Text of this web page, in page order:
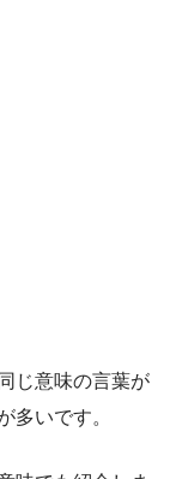
じ意味の言葉が
多いです。